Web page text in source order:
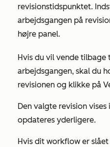
revisionstidspunktet.
arbejdsgangen på
højre panel.
Hvis du vil vende
arbejdsgangen, skal du
revisionen og klikke på
Den valgte revision
opdateres yderligere.
Hvis dit workflow er